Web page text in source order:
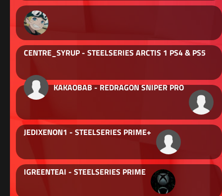
CENTRE_SYRUP - STEELSERIES ARCTIS 1 PS4 & PS5
KAKAOBAB - REDRAGON SNIPER PRO
JEDIXENON1 - STEELSERIES PRIME+
IGREENTEAI - STEELSERIES PRIME